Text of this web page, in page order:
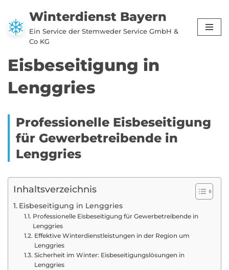
Zum
Inhalt
Winterdienst Bayern
Ein Service der Stemweder Service GmbH &
Co KG
Eisbeseitigung in
Lenggries
Professionelle Eisbeseitigung
für Gewerbetreibende in
Lenggries
Inhaltsverzeichnis
Eisbeseitigung in Lenggries
Professionelle Eisbeseitigung für Gewerbetreibende in
Lenggries
Effektive Winterdienstleistungen in der Region um
Lenggries
Sicherheit im Winter: Eisbeseitigungslösungen in
Lenggries